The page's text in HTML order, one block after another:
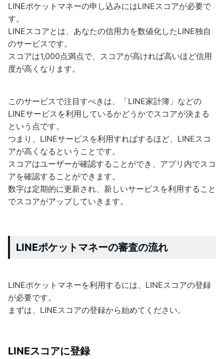
LINEポケットマネーの申し込みにはLINEスコアが必要で
す。
LINEスコアとは、あなたの信用力を数値化したLINE独自
のサービスです。
スコアは1,000点満点で、スコアが高ければ高いほど信用
度が高くなります。
このサービスで注目すべきは、「LINE家計簿」などの
LINEサービスを利用しているかどうかでスコアが決まる
という点です。
つまり、LINEサービスを利用すればするほど、LINEスコ
アが高くなるということです。
スコアはユーザーが確認することができ、アプリ内でスコ
アを確認することができます。
数字は定期的に更新され、新しいサービスを利用すること
でスコアがアップしていきます。
LINEポケットマネーの審査の流れ
LINEポケットマネーを利用するには、LINEスコアの登録
が必要です。
まずは、LINEスコアの登録から始めてください。
LINEスコアに登録